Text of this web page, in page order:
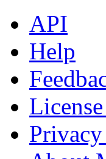
API
Help